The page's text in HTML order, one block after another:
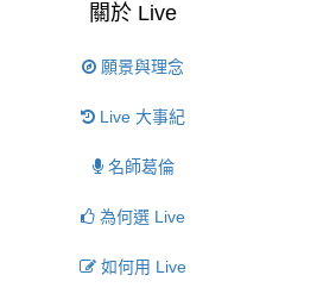
關於 Live
願景與理念
Live 大事紀
名師葛倫
為何選 Live
如何用 Live